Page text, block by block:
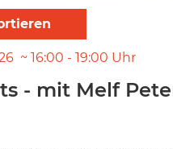
16:00 - 19:00 Uhr
- mit Melf